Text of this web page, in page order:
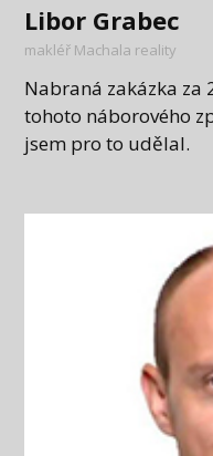
Libor Grabec
makléř Machala reality
Nabraná zakázka za
tohoto náborového
jsem pro to udělal.